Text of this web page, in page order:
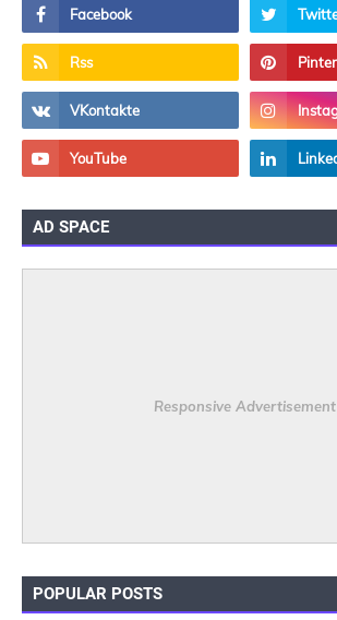
AD SPACE
Responsive Advertisement
POPULAR POSTS